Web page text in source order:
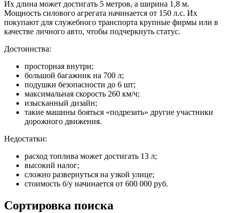
Их длина может достигать 5 метров, а ширина 1,8 м.
Мощность силового агрегата начинается от 150 л.с. Их
покупают для служебного транспорта крупные фирмы или в
качестве личного авто, чтобы подчеркнуть статус.
Достоинства:
просторная внутри;
большой багажник на 700 л;
подушки безопасности до 6 шт;
максимальная скорость 260 км/ч;
изысканный дизайн;
такие машины бояться «подрезать» другие участники
дорожного движения.
Недостатки:
расход топлива может достигать 13 л;
высокий налог;
сложно развернуться на узкой улице;
стоимость б/у начинается от 600 000 руб.
Сортировка поиска